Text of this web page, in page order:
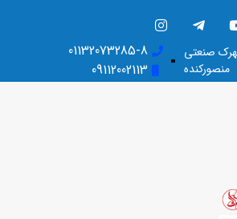
صنعتی
منصورکنده
01132073285-8
09112002113